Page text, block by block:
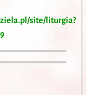
site/liturgia?